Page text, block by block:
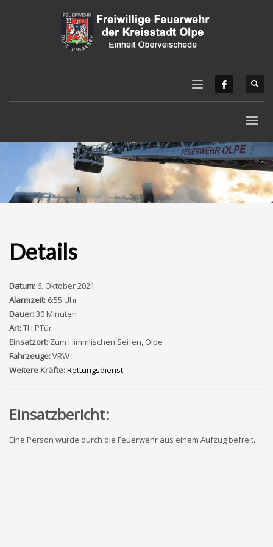
Details
Datum: 6. Oktober 2021
Alarmzeit: 6:55 Uhr
Dauer:30 Minuten
Art:TH PTür
Einsatzort: Zum Himmlischen Seifen, Olpe
Fahrzeuge:VRW
Weitere Kräfte:Rettungsdienst
Einsatzbericht:
Eine Person wurde durch die Feuerwehr aus einem Aufzug befreit.